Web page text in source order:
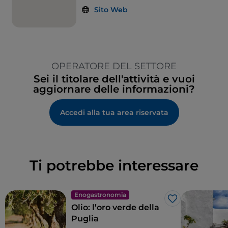
Sito Web
OPERATORE DEL SETTORE
Sei il titolare dell'attività e vuoi
aggiornare delle informazioni?
Accedi alla tua area riservata
Ti potrebbe interessare
Enogastronomia
Like
Olio: l’oro verde della
Puglia